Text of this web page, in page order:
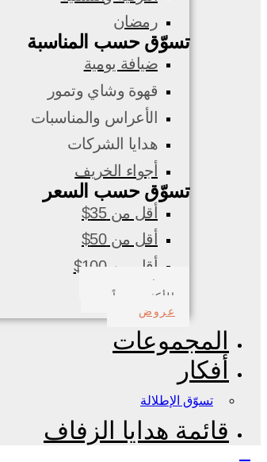
رمضان
تسوّق حسب المناسبة
ضيافة يومية
قهوة وشاي وتمور
الأعراس والمناسبات
هدايا الشركات
أجواء الخريف
تسوّق حسب السعر
أقل من 35$
أقل من 50$
أقل من 100$
صدف بحري
الأكثر مبيعاً
عروض
المجموعات
أفكار
تسوّق الإطلالة
قائمة هدايا الزفاف